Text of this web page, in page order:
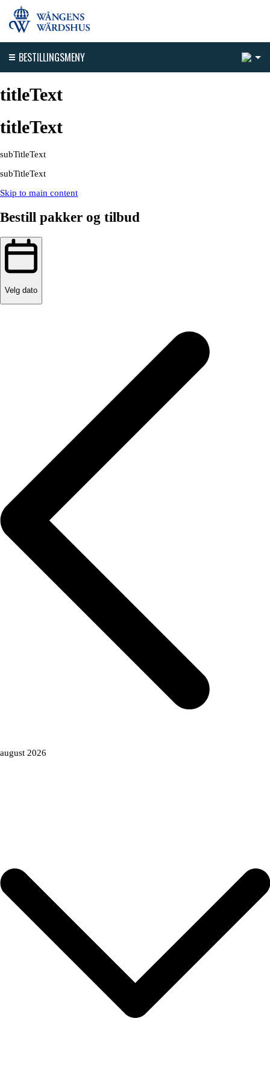
BESTILLINGSMENY
titleText
titleText
subTitleText
subTitleText
Skip to main content
Bestill pakker og tilbud
Velg dato
august 2026